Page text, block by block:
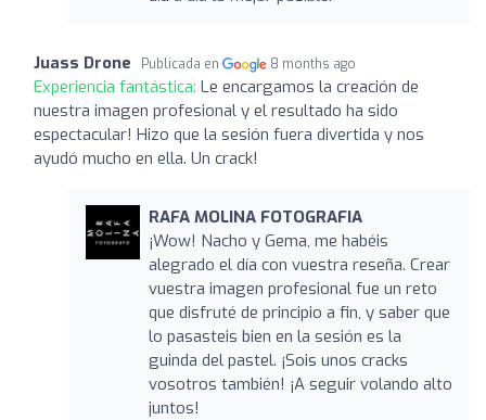
Juass Drone Publicada en 8 months ago
Experiencia fantástica: Le encargamos la creación de
nuestra imagen profesional y el resultado ha sido
espectacular! Hizo que la sesión fuera divertida y nos
ayudó mucho en ella. Un crack!
RAFA MOLINA FOTOGRAFIA
¡Wow! Nacho y Gema, me habéis
alegrado el día con vuestra reseña. Crear
vuestra imagen profesional fue un reto
que disfruté de principio a fin, y saber que
lo pasasteis bien en la sesión es la
guinda del pastel. ¡Sois unos cracks
vosotros también! ¡A seguir volando alto
juntos!